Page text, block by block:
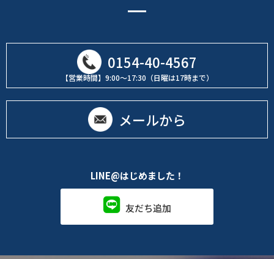
0154-40-4567
【営業時間】9:00～17:30（日曜は17時まで）
メールから
LINE@はじめました！
友だち追加